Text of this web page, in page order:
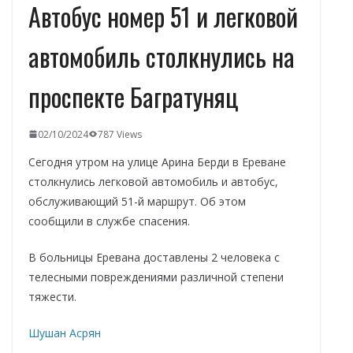
Автобус номер 51 и легковой
автомобиль столкнулись на
проспекте Багратуняц
02/10/2024 787 Views
Сегодня утром на улице Арина Берди в Ереване
столкнулись легковой автомобиль и автобус,
обслуживающий 51-й маршрут. Об этом
сообщили в службе спасения.
В больницы Еревана доставлены 2 человека с
телесными повреждениями различной степени
тяжести.
Шушан Асрян